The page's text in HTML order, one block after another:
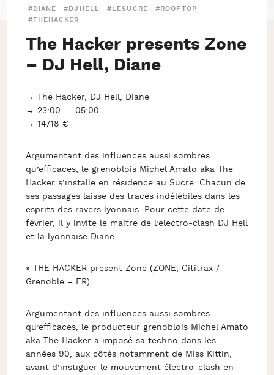
#DIANE #DJHELL #LESUCRE
#ROOFTOP
#THEHACKER
The Hacker presents Zone
– DJ Hell, Diane
→ The Hacker, DJ Hell, Diane
→ 23:00 — 05:00
→ 14/18 €
Argumentant des influences aussi sombres
qu’efficaces, le grenoblois Michel Amato aka The
Hacker s’installe en résidence au Sucre. Chacun de
ses passages laisse des traces indélébiles dans les
esprits des ravers lyonnais. Pour cette date de
février, il y invite le maitre de l’electro-clash DJ Hell
et la lyonnaise Diane.
» THE HACKER present Zone (ZONE, Cititrax /
Grenoble – FR)
Argumentant des influences aussi sombres
qu’efficaces, le producteur grenoblois Michel Amato
aka The Hacker a imposé sa techno dans les
années 90, aux côtés notamment de Miss Kittin,
avant d’instiguer le mouvement électro-clash en